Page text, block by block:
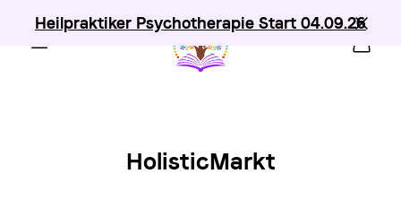
Heilpraktiker Psychotherapie Start 04.09.26
HolisticMarkt